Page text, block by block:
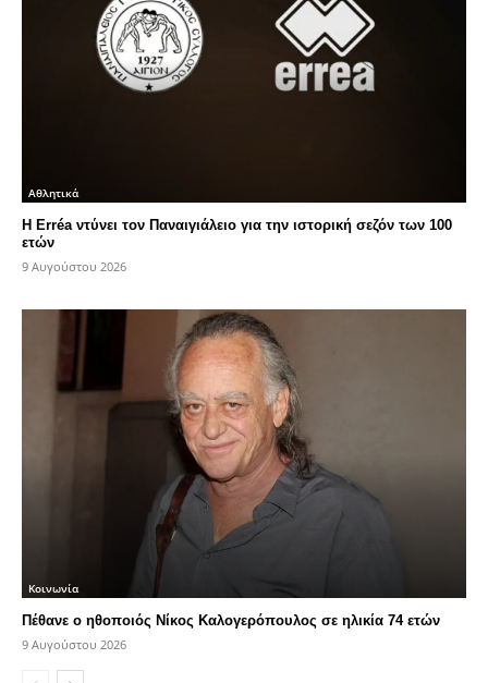
Αθλητικά
Η Erréa ντύνει τον Παναιγιάλειο για την ιστορική σεζόν των 100
ετών
9 Αυγούστου 2026
Κοινωνία
Πέθανε ο ηθοποιός Νίκος Καλογερόπουλος σε ηλικία 74 ετών
9 Αυγούστου 2026